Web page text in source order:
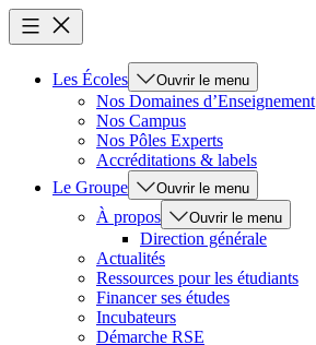
Les Écoles Ouvrir le menu
Nos Domaines d’Enseignement
Nos Campus
Nos Pôles Experts
Accréditations & labels
Le Groupe
Ouvrir le menu
À propos Ouvrir le menu
Direction générale
Actualités
Ressources pour les étudiants
Financer ses études
Incubateurs
Démarche RSE